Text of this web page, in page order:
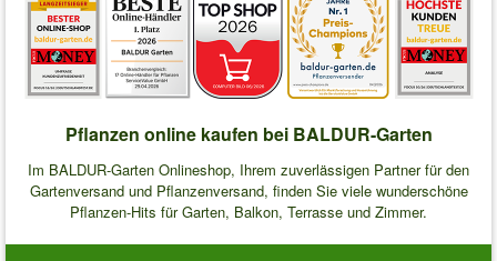
Pflanzen online kaufen bei BALDUR-Garten
Im BALDUR-Garten Onlineshop, Ihrem zuverlässigen Partner für den
Gartenversand und Pflanzenversand, finden Sie viele wunderschöne
Pflanzen-Hits für Garten, Balkon, Terrasse und Zimmer.